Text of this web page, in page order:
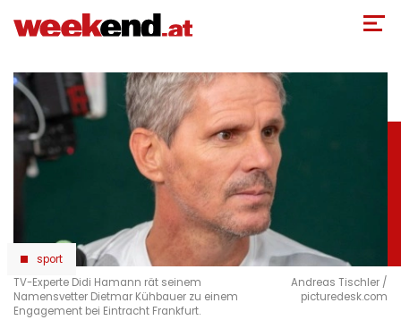
zum
sport
TV-Experte Didi Hamann rät seinem
Namensvetter Dietmar Kühbauer zu einem
Engagement bei Eintracht Frankfurt.
Andreas Tischler /
picturedesk.com